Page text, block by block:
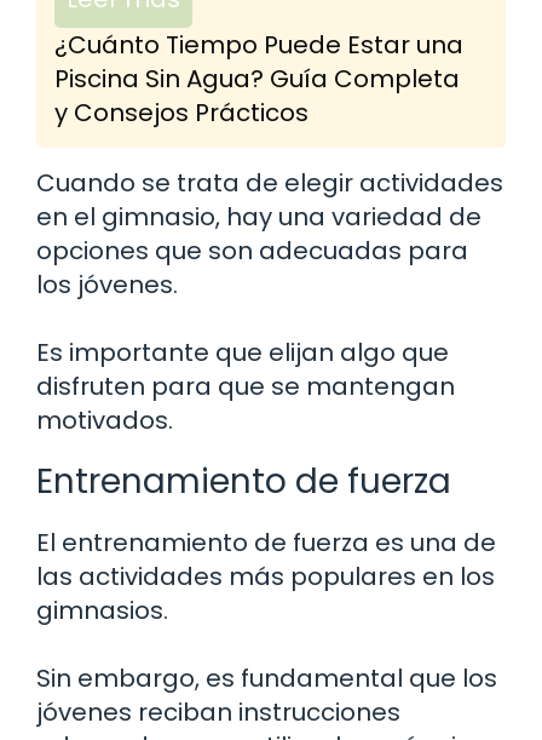
¿Cuánto Tiempo Puede Estar una
Piscina Sin Agua? Guía Completa
y Consejos Prácticos
Cuando se trata de elegir actividades
en el gimnasio, hay una variedad de
opciones que son adecuadas para
los jóvenes.
Es importante que elijan algo que
disfruten para que se mantengan
motivados.
Entrenamiento de fuerza
El entrenamiento de fuerza es una de
las actividades más populares en los
gimnasios.
Sin embargo, es fundamental que los
jóvenes reciban instrucciones